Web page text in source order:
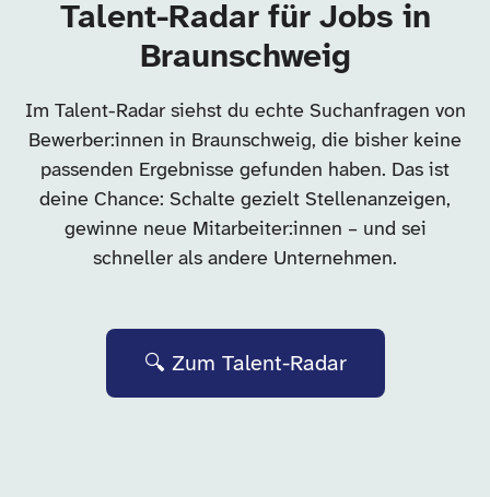
Talent-Radar für Jobs in
Braunschweig
Im Talent-Radar siehst du echte Suchanfragen von
Bewerber:innen in Braunschweig, die bisher keine
passenden Ergebnisse gefunden haben. Das ist
deine Chance: Schalte gezielt Stellenanzeigen,
gewinne neue Mitarbeiter:innen – und sei
schneller als andere Unternehmen.
🔍 Zum Talent-Radar